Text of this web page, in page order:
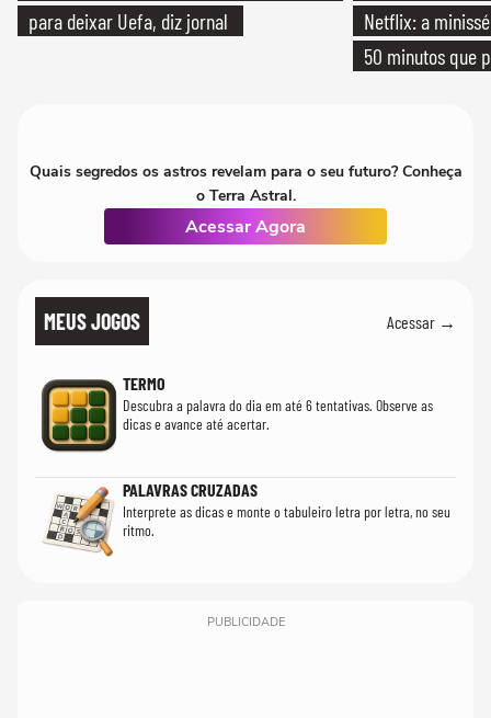
para deixar Uefa, diz jornal
Netflix: a
50 minutos que
Quais segredos os astros revelam para o seu futuro? Conheça
o Terra Astral.
Acessar Agora
MEUS JOGOS Acessar →
TERMO
Descubra a palavra do dia em até 6 tentativas. Observe as
dicas e avance até acertar.
PALAVRAS CRUZADAS
Interprete as dicas e monte o tabuleiro letra por letra, no seu
ritmo.
PUBLICIDADE